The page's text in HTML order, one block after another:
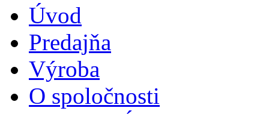
Úvod
Predajňa
Výroba
O spoločnosti